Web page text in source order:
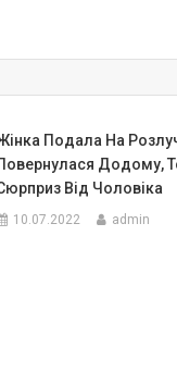
Подала На
Додому,
Від Чоловіка
10.07.2022 admin